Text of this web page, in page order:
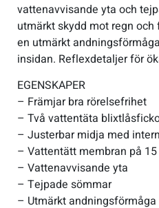
vattenavvisande yta och
utmärkt skydd mot regn
en utmärkt
insidan. Reflexdetaljer för
EGENSKAPER
– Främjar bra rörelsefrihet
– Två vattentäta
– Justerbar midja med
– Vattentätt membran på
– Vattenavvisande yta
– Tejpade sömmar
– Utmärkt andningsförmåga